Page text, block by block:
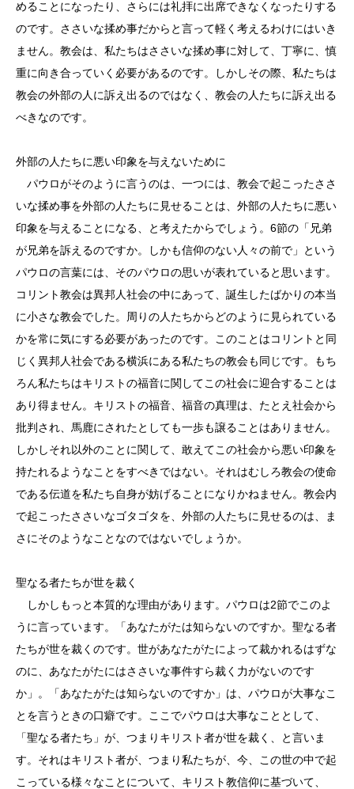
めることになったり、さらには礼拝に出席できなくなったりする
のです。ささいな揉め事だからと言って軽く考えるわけにはいき
ません。教会は、私たちはささいな揉め事に対して、丁寧に、慎
重に向き合っていく必要があるのです。しかしその際、私たちは
教会の外部の人に訴え出るのではなく、教会の人たちに訴え出る
べきなのです。
外部の人たちに悪い印象を与えないために
パウロがそのように言うのは、一つには、教会で起こったささ
いな揉め事を外部の人たちに見せることは、外部の人たちに悪い
印象を与えることになる、と考えたからでしょう。6節の「兄弟
が兄弟を訴えるのですか。しかも信仰のない人々の前で」という
パウロの言葉には、そのパウロの思いが表れていると思います。
コリント教会は異邦人社会の中にあって、誕生したばかりの本当
に小さな教会でした。周りの人たちからどのように見られている
かを常に気にする必要があったのです。このことはコリントと同
じく異邦人社会である横浜にある私たちの教会も同じです。もち
ろん私たちはキリストの福音に関してこの社会に迎合することは
あり得ません。キリストの福音、福音の真理は、たとえ社会から
批判され、馬鹿にされたとしても一歩も譲ることはありません。
しかしそれ以外のことに関して、敢えてこの社会から悪い印象を
持たれるようなことをすべきではない。それはむしろ教会の使命
である伝道を私たち自身が妨げることになりかねません。教会内
で起こったささいなゴタゴタを、外部の人たちに見せるのは、ま
さにそのようなことなのではないでしょうか。
聖なる者たちが世を裁く
しかしもっと本質的な理由があります。パウロは2節でこのよ
うに言っています。「あなたがたは知らないのですか。聖なる者
たちが世を裁くのです。世があなたがたによって裁かれるはずな
のに、あなたがたにはささいな事件すら裁く力がないのです
か」。「あなたがたは知らないのですか」は、パウロが大事なこ
とを言うときの口癖です。ここでパウロは大事なこととして、
「聖なる者たち」が、つまりキリスト者が世を裁く、と言いま
す。それはキリスト者が、つまり私たちが、今、この世の中で起
こっている様々なことについて、キリスト教信仰に基づいて、